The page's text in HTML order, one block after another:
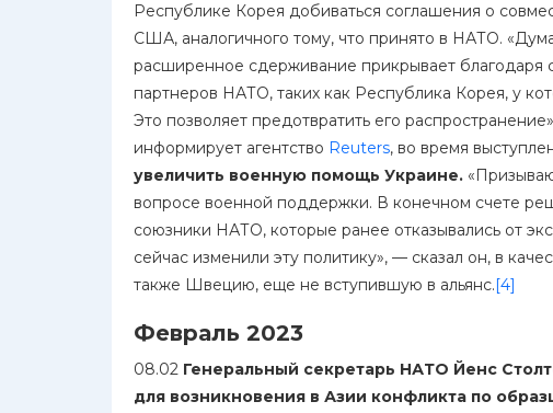
Республике Корея добиваться соглашения о
США, аналогичного тому, что принято в НАТО.
расширенное сдерживание прикрывает
партнеров НАТО, таких как Республика Корея, у
Это позволяет предотвратить его
информирует агентство Reuters, во время
увеличить военную помощь Украине.
вопросе военной поддержки. В конечном счете
союзники НАТО, которые ранее отказывались от
сейчас изменили эту политику», — сказал он, в
также Швецию, еще не вступившую в альянс.[4]
Февраль 2023
08.02 Генеральный секретарь НАТО Йенс
для возникновения в Азии конфликта по